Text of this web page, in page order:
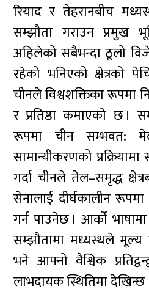
रियाद र तेहरानबीच
सम्झौता गराउन प्रमुख
अहिलेको सबैभन्दा ठूलो
रहेको भनिएको क्षेत्रको
चीनले विश्वशक्तिका रूपमा
र प्रतिष्ठा कमाएको छ ।
रूपमा चीन सम्भवत:
सामान्यीकरणको
गर्दा चीनले तेल–समृद्ध
सेनालाई दीर्घकालीन
गर्न पाउनेछ । आर्को
सम्झौतामा मध्यस्थले
भने आफ्नो वैश्विक
लाभदायक स्थितिमा देखिन्छ